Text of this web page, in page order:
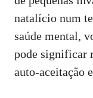
natalício num
saúde mental,
pode significar
auto‑aceitação